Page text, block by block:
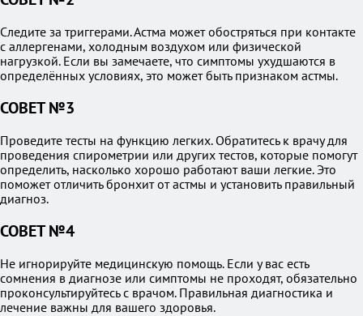
Следите за триггерами. Астма может обостряться при контакте
с аллергенами, холодным воздухом или физической
нагрузкой. Если вы замечаете, что симптомы ухудшаются в
определённых условиях, это может быть признаком астмы.
СОВЕТ №3
Проведите тесты на функцию легких. Обратитесь к врачу для
проведения спирометрии или других тестов, которые помогут
определить, насколько хорошо работают ваши легкие. Это
поможет отличить бронхит от астмы и установить правильный
диагноз.
СОВЕТ №4
Не игнорируйте медицинскую помощь. Если у вас есть
сомнения в диагнозе или симптомы не проходят, обязательно
проконсультируйтесь с врачом. Правильная диагностика и
лечение важны для вашего здоровья.